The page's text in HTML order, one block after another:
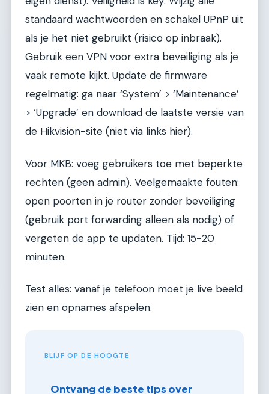
standaard wachtwoorden en schakel UPnP uit
als je het niet gebruikt (risico op inbraak).
Gebruik een VPN voor extra beveiliging als je
vaak remote kijkt. Update de firmware
regelmatig: ga naar ‘System’ > ‘Maintenance’
> ‘Upgrade’ en download de laatste versie van
de Hikvision-site (niet via links hier).
Voor MKB: voeg gebruikers toe met beperkte
rechten (geen admin). Veelgemaakte fouten:
open poorten in je router zonder beveiliging
(gebruik port forwarding alleen als nodig) of
vergeten de app te updaten. Tijd: 15-20
minuten.
Test alles: vanaf je telefoon moet je live beeld
zien en opnames afspelen.
BLIJF OP DE HOOGTE
Ontvang de beste tips over